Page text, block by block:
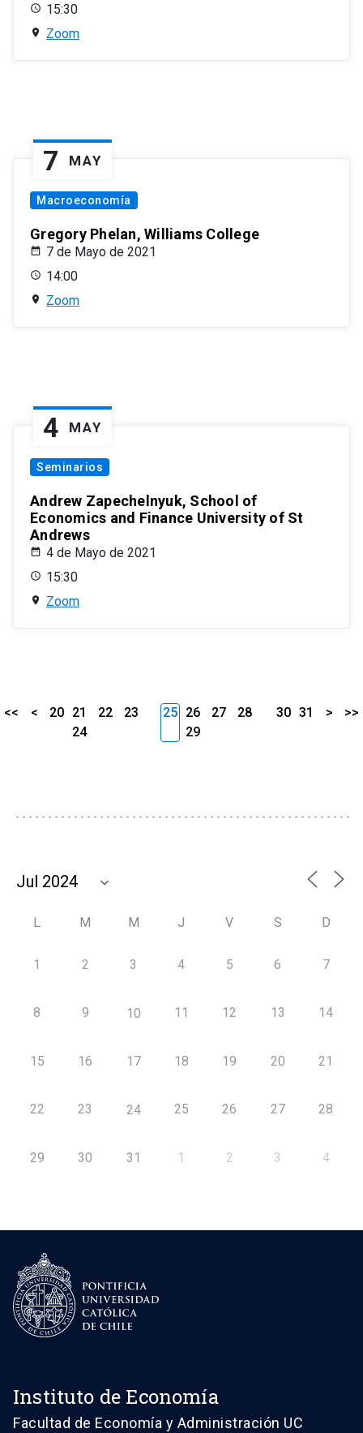
15:30
Zoom
7 MAY
Macroeconomía
Gregory Phelan, Williams College
7 de Mayo de 2021
14:00
Zoom
4 MAY
Seminarios
Andrew Zapechelnyuk, School of
Economics and Finance University of St
Andrews
4 de Mayo de 2021
15:30
Zoom
<< < 20 21 22
23
24
25 26 27
28
29
30 31 > >>
L M M J V S D
1 2 3 4 5 6 7
8 9 10 11 12 13 14
15 16 17 18 19 20 21
22 23 24 25 26 27 28
29 30 31 1 2 3 4
Instituto de Economía
Facultad de Economía y Administración UC